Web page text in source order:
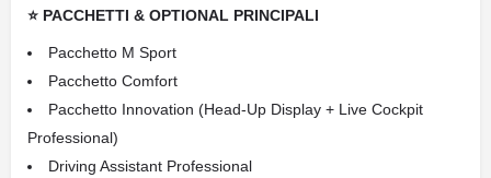
⭐ PACCHETTI & OPTIONAL PRINCIPALI
Pacchetto M Sport
Pacchetto Comfort
Pacchetto Innovation (Head-Up Display + Live Cockpit
Professional)
Driving Assistant Professional